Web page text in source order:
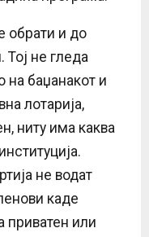
обрати и до
не гледа
на баџанакот и
лотарија,
ниту има каква
не водат
каде
приватен или